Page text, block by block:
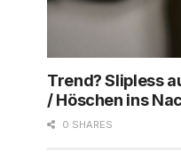
Trend? Slipless
/ Höschen ins
0 SHARES